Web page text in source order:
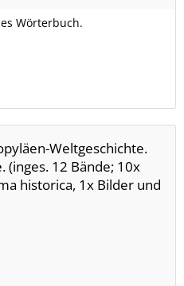
Wörterbuch.